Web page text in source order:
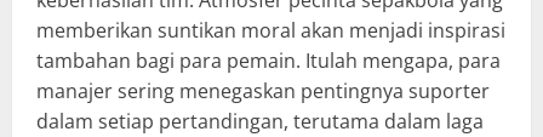
memberikan suntikan moral akan menjadi inspirasi
tambahan bagi para pemain. Itulah mengapa, para
manajer sering menegaskan pentingnya suporter
dalam setiap pertandingan, terutama dalam laga